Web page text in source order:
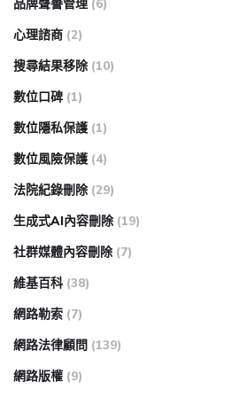
品牌聲譽管理 (6)
心理諮商 (2)
搜尋結果移除 (10)
數位口碑 (1)
數位隱私保護 (1)
數位風險保護 (4)
法院紀錄刪除 (29)
生成式AI內容刪除 (19)
社群媒體內容刪除 (7)
維基百科 (38)
網路勒索 (7)
網路法律顧問 (139)
網路版權 (9)